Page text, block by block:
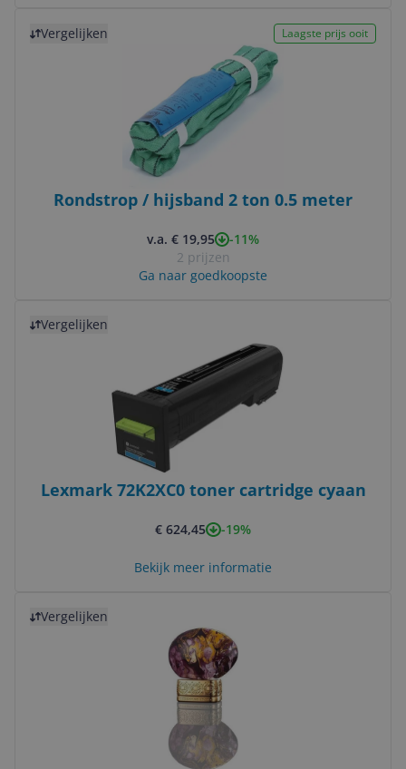
Vergelijken Laagste prijs ooit
Rondstrop / hijsband 2 ton 0.5 meter
v.a. € 19,95
-11%
2 prijzen
Ga naar goedkoopste
Vergelijken
Lexmark 72K2XC0 toner cartridge cyaan
€ 624,45 -19%
Bekijk meer informatie
Vergelijken